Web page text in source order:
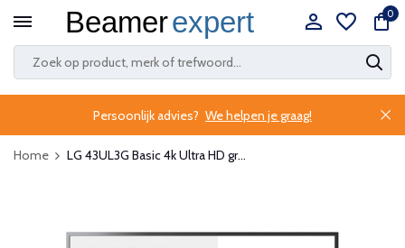
0
Persoonlijk advies? We helpen je graag!
Home LG 43UL3G Basic 4k Ultra HD gr...